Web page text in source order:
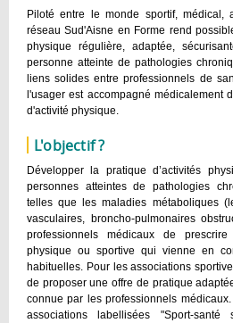
Piloté entre le monde sportif, médical,
réseau Sud'Aisne en Forme rend
physique régulière, adaptée,
personne atteinte de pathologies
liens solides entre professionnels de
l'usager est accompagné médicalement
d'activité physique.
L'objectif ?
Développer la pratique d’activités
personnes atteintes de pathologies
telles que les maladies métaboliques
vasculaires, broncho-pulmonaires
professionnels médicaux de
physique ou sportive qui vienne en
habituelles. Pour les associations
de proposer une offre de pratique
connue par les professionnels
associations labellisées "Sport-santé